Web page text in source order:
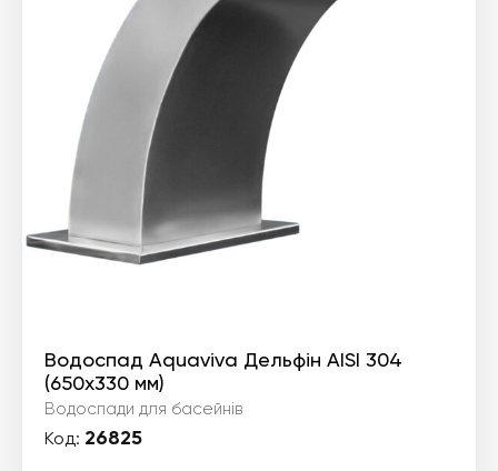
Водоспад Aquaviva Дельфін AISI 304
(650х330 мм)
Водоспади для басейнів
Код: 26825